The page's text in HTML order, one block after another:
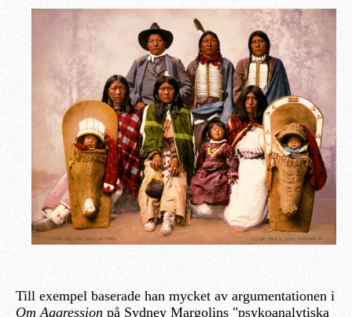
Till exempel baserade han mycket av argumentationen i
Om Aggression på Sydney Margolins "psykoanalytiska